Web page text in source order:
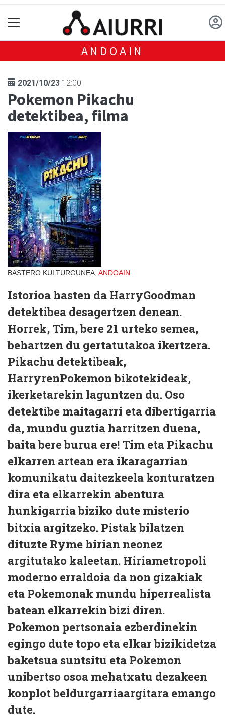
ANDOAIN
2021/10/23 12:00
Pokemon Pikachu
detektibea, filma
BASTERO KULTURGUNEA, ANDOAIN
Istorioa hasten da HarryGoodman
detektibea desagertzen denean.
Horrek, Tim, bere 21 urteko semea,
behartzen du gertatutakoa ikertzera.
Pikachu detektibeak,
HarryrenPokemon bikotekideak,
ikerketarekin laguntzen du. Oso
detektibe maitagarri eta dibertigarria
da, mundu guztia harritzen duena,
baita bere burua ere! Tim eta Pikachu
elkarren artean era ikaragarrian
komunikatu daitezkeela konturatzen
dira eta elkarrekin abentura
hunkigarria biziko dute misterio
bitxia argitzeko. Pistak bilatzen
dituzte Ryme hirian neonez
argitutako kaleetan. Hiriametropoli
moderno erraldoia da non gizakiak
eta Pokemonak mundu hiperrealista
batean elkarrekin bizi diren.
Pokemon pertsonaia ezberdinekin
egingo dute topo eta elkar bizikidetza
baketsua suntsitu eta Pokemon
unibertso osoa mehatxatu dezakeen
konplot beldurgarriaargitara emango
dute.